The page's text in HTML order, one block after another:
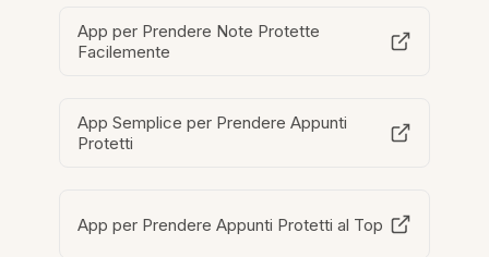
App per Prendere Note Protette
Facilemente
App Semplice per Prendere Appunti
Protetti
App per Prendere Appunti Protetti al Top